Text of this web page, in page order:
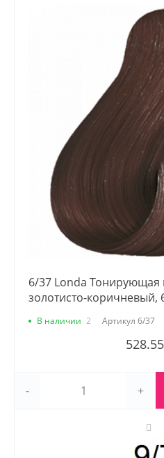
6/37 Londa Тонирующая
золотисто-коричневый,
В наличии 2 Артикул 6/37
- +